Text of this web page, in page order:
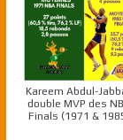
Kareem Abdul-
double MVP des
Finals (1971 &